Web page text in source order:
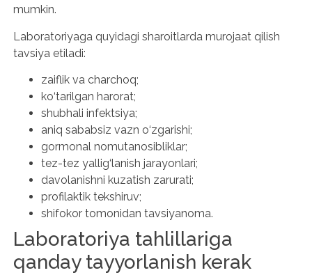
mumkin.
Laboratoriyaga quyidagi sharoitlarda murojaat qilish
tavsiya etiladi:
zaiflik va charchoq;
ko‘tarilgan harorat;
shubhali infektsiya;
aniq sababsiz vazn o‘zgarishi;
gormonal nomutanosibliklar;
tez-tez yallig‘lanish jarayonlari;
davolanishni kuzatish zarurati;
profilaktik tekshiruv;
shifokor tomonidan tavsiyanoma.
Laboratoriya tahlillariga
qanday tayyorlanish kerak